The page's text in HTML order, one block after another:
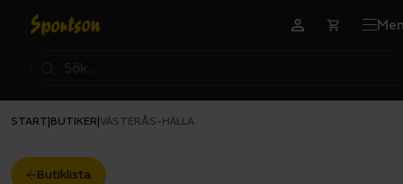
START BUTIKER VÄSTERÅS-HÄLLA
Butiklista